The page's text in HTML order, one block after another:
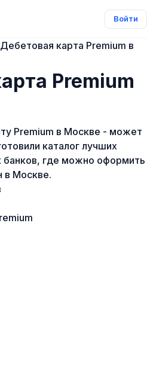
Войти
карта Premium в
Premium
Premium в Москве - может
каталог лучших
банков, где можно оформить
в Москве.